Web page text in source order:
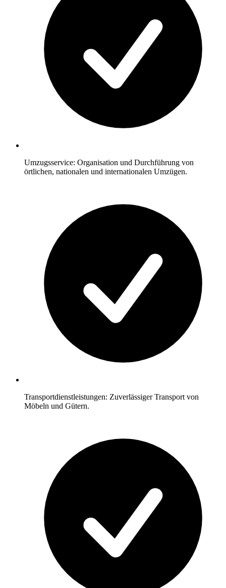
Umzugsservice: Organisation und Durchführung von
örtlichen, nationalen und internationalen Umzügen.
Transportdienstleistungen: Zuverlässiger Transport von
Möbeln und Gütern.